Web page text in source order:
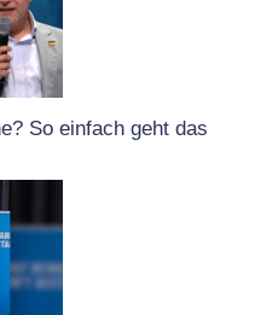
So einfach geht das